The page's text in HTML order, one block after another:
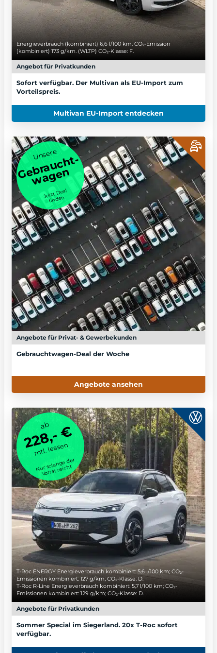
Energieverbrauch (kombiniert) 6,6 l/100 km. CO₂-Emission
(kombiniert) 173 g/km. (WLTP) CO₂-Klasse: F.
Angebot für Privatkunden
Sofort verfügbar. Der Multivan als EU-Import zum
Vorteilspreis.
Multivan EU-Import entdecken
Unsere
Gebraucht-
wagen
Jetzt Deal
finden
Angebote für Privat- & Gewerbekunden
Gebrauchtwagen-Deal der Woche
Angebote ansehen
ab
228,- €
mtl. leasen
Nur solange der
Vorrat reicht
T-Roc ENERGY Energieverbrauch kombiniert: 5,6 l/100 km; CO₂-
Emissionen kombiniert: 127 g/km; CO₂-Klasse: D.
T-Roc R-Line Energieverbrauch kombiniert: 5,7 l/100 km; CO₂-
Emissionen kombiniert: 129 g/km; CO₂-Klasse: D.
Angebote für Privatkunden
Sommer Special im Siegerland. 20x T-Roc sofort
verfügbar.